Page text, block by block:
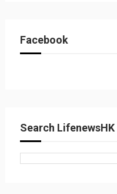
Facebook
Search LifenewsHK